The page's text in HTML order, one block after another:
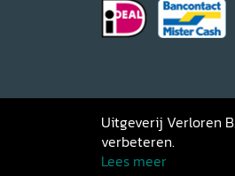
Copyright 2026
Uitgeverij Verloren
verbeteren.
Lees meer